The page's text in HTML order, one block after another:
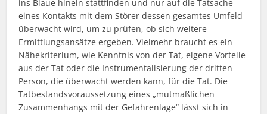
ins Blaue hinein stattfinden und nur auf die Tatsache
eines Kontakts mit dem Störer dessen gesamtes Umfeld
überwacht wird, um zu prüfen, ob sich weitere
Ermittlungsansätze ergeben. Vielmehr braucht es ein
Nähekriterium, wie Kenntnis von der Tat, eigene Vorteile
aus der Tat oder die Instrumentalisierung der dritten
Person, die überwacht werden kann, für die Tat. Die
Tatbestandsvoraussetzung eines „mutmaßlichen
Zusammenhangs mit der Gefahrenlage“ lässt sich in